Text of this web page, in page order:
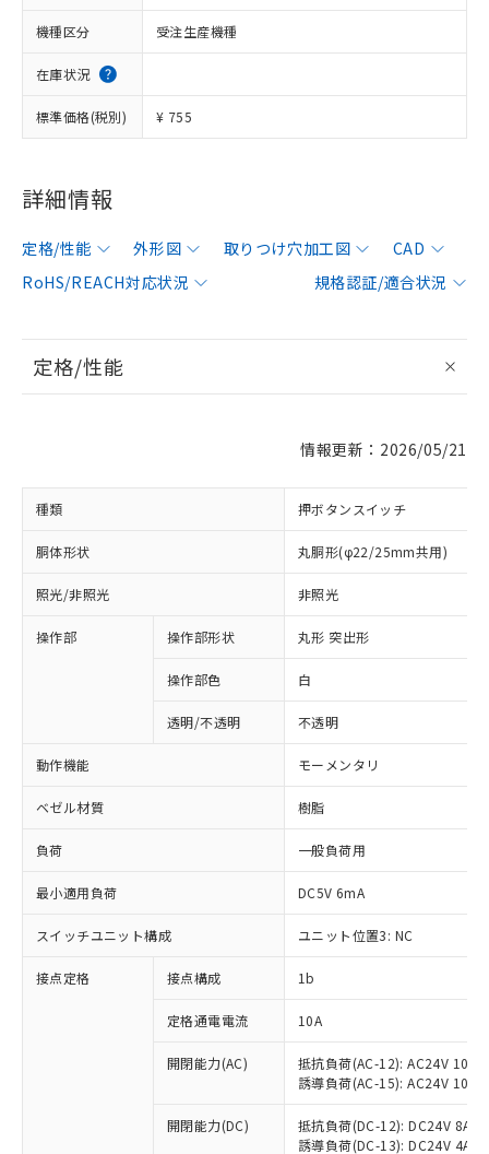
機種区分 受注生産機種
在庫状況
標準価格(税別) ¥ 755
詳細情報
定格/性能 外形図 取りつけ穴加工図
CAD
RoHS/REACH対応状況
規格認証/適合状況
定格/性能
情報更新：2026/05/21
種類 押ボタンスイッチ
胴体形状 丸胴形(φ22/25mm共用)
照光/非照光 非照光
操作部 操作部形状 丸形 突出形
操作部色 白
透明/不透明 不透明
動作機能 モーメンタリ
ベゼル材質 樹脂
負荷 一般負荷用
最小適用負荷 DC5V 6mA
スイッチユニット構成 ユニット位置3: NC
接点定格 接点構成 1b
定格通電電流 10A
開閉能力(AC)
抵抗負荷(AC-12): AC24V 10A/
誘導負荷(AC-15): AC24V
開閉能力(DC)
抵抗負荷(DC-12): DC24V 8A/
誘導負荷(DC-13): DC24V 4A/
ご利用条件
対応済み：EU RoHS指令（10物質）の
非含有に対応した製品が提供可能な商品で
対応予定：EU RoHS指令（10物質）の非含
有に対応した製品に切り替える予定のある